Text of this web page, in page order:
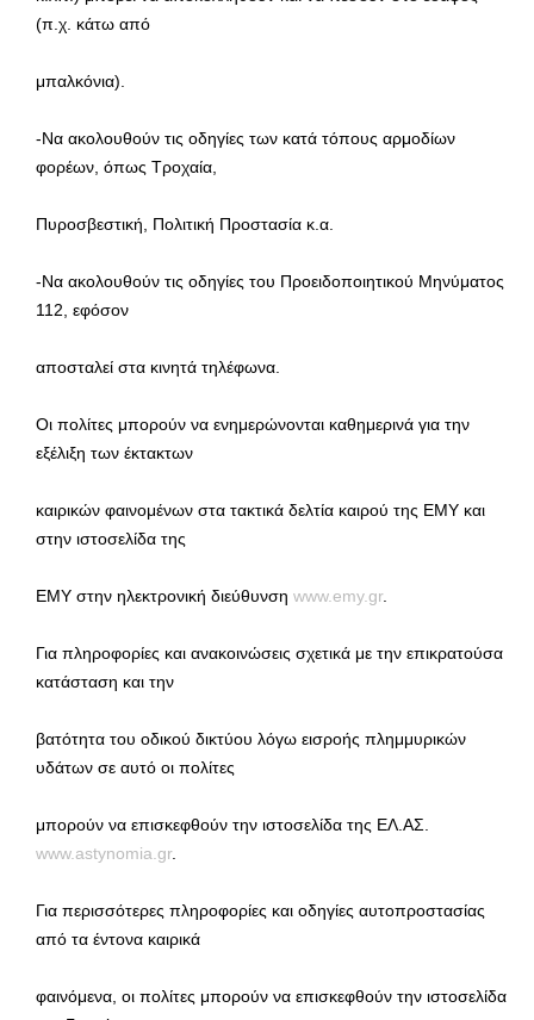
(π.χ. κάτω από
μπαλκόνια).
-Να ακολουθούν τις οδηγίες των κατά τόπους αρμοδίων
φορέων, όπως Τροχαία,
Πυροσβεστική, Πολιτική Προστασία κ.α.
-Να ακολουθούν τις οδηγίες του Προειδοποιητικού Μηνύματος
112, εφόσον
αποσταλεί στα κινητά τηλέφωνα.
Οι πολίτες μπορούν να ενημερώνονται καθημερινά για την
εξέλιξη των έκτακτων
καιρικών φαινομένων στα τακτικά δελτία καιρού της ΕΜΥ και
στην ιστοσελίδα της
ΕΜΥ στην ηλεκτρονική διεύθυνση www.emy.gr.
Για πληροφορίες και ανακοινώσεις σχετικά με την επικρατούσα
κατάσταση και την
βατότητα του οδικού δικτύου λόγω εισροής πλημμυρικών
υδάτων σε αυτό οι πολίτες
μπορούν να επισκεφθούν την ιστοσελίδα της ΕΛ.ΑΣ.
www.astynomia.gr.
Για περισσότερες πληροφορίες και οδηγίες αυτοπροστασίας
από τα έντονα καιρικά
φαινόμενα, οι πολίτες μπορούν να επισκεφθούν την ιστοσελίδα